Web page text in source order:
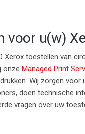
voor u(w)
Xerox toestellen van
onze Managed Print
drukken. Wij zorgen voor
doen technische
vragen over uw